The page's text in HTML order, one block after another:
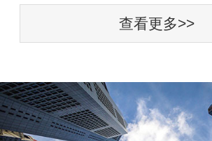
查看更多>>